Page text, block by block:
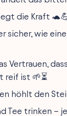
die Kraft
sicher, wie
Vertrauen,
reif ist 🌱⏳
höhlt den
Tee trinken –